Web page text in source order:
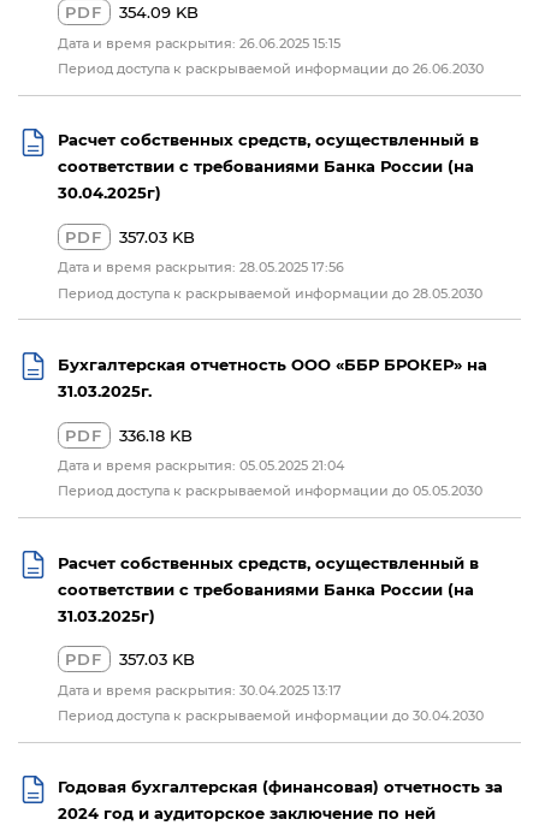
PDF 354.09 KB
Дата и время раскрытия: 26.06.2025 15:15
Период доступа к раскрываемой информации до 26.06.2030
Расчет собственных средств, осуществленный в
соответствии с требованиями Банка России (на
30.04.2025г)
PDF 357.03 KB
Дата и время раскрытия: 28.05.2025 17:56
Период доступа к раскрываемой информации до 28.05.2030
Бухгалтерская отчетность ООО «ББР БРОКЕР» на
31.03.2025г.
PDF 336.18 KB
Дата и время раскрытия: 05.05.2025 21:04
Период доступа к раскрываемой информации до 05.05.2030
Расчет собственных средств, осуществленный в
соответствии с требованиями Банка России (на
31.03.2025г)
PDF 357.03 KB
Дата и время раскрытия: 30.04.2025 13:17
Период доступа к раскрываемой информации до 30.04.2030
Годовая бухгалтерская (финансовая) отчетность за
2024 год и аудиторское заключение по ней